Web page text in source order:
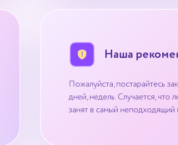
Пожалуйста, постарайтесь
дней, недель. Случается,
занят в самый неподходящий
Наша